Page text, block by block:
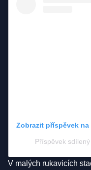
Zobrazit příspěvek na
Příspěvek
V malých rukavicích